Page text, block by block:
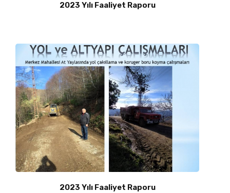
2023 Yılı Faaliyet Raporu
2023 Yılı Faaliyet Raporu